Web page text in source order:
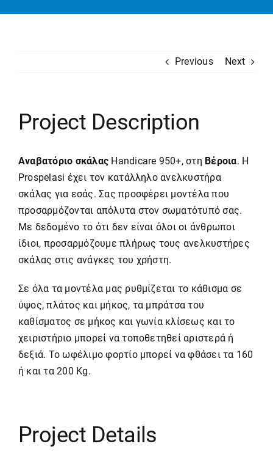
Previous Next
Project Description
Αναβατόριο σκάλας Handicare 950+, στη Βέροια. Η
Prospelasi έχει τον κατάλληλο ανελκυστήρα
σκάλας για εσάς. Σας προσφέρει μοντέλα που
προσαρμόζονται απόλυτα στον σωματότυπό σας.
Με δεδομένο το ότι δεν είναι όλοι οι άνθρωποι
ίδιοι, προσαρμόζουμε πλήρως τους ανελκυστήρες
σκάλας στις ανάγκες του χρήστη.
Σε όλα τα μοντέλα μας ρυθμίζεται το κάθισμα σε
ύψος, πλάτος και μήκος, τα μπράτσα του
καθίσματος σε μήκος και γωνία κλίσεως και το
χειριστήριο μπορεί να τοποθετηθεί αριστερά ή
δεξιά. Το ωφέλιμο φορτίο μπορεί να φθάσει τα 160
ή και τα 200 Kg.
Project Details